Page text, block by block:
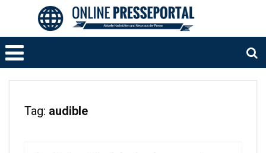
Tag: audible